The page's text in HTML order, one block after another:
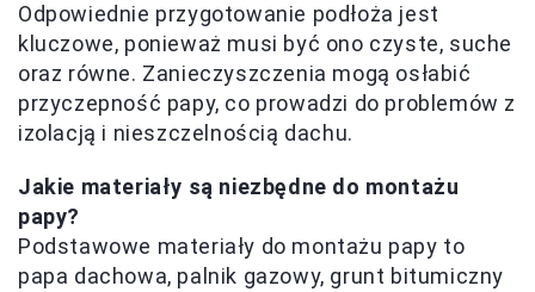
Odpowiednie przygotowanie podłoża jest
kluczowe, ponieważ musi być ono czyste, suche
oraz równe. Zanieczyszczenia mogą osłabić
przyczepność papy, co prowadzi do problemów z
izolacją i nieszczelnością dachu.
Jakie materiały są niezbędne do montażu
papy?
Podstawowe materiały do montażu papy to
papa dachowa, palnik gazowy, grunt bitumiczny